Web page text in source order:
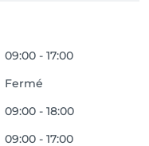
09:00 - 17:00
Fermé
09:00 - 18:00
09:00 - 17:00